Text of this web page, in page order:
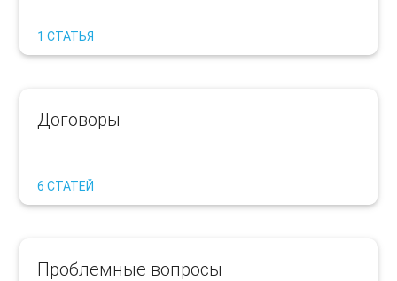
1 СТАТЬЯ
Договоры
6 СТАТЕЙ
Проблемные вопросы